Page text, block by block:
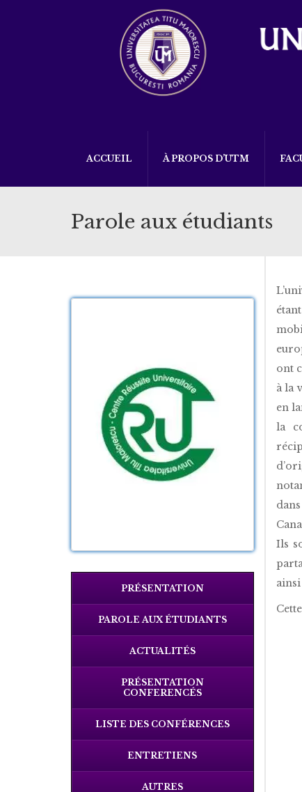
ACCUEIL À PROPOS D’UTM
Parole aux étudiants
PRÉSENTATION
PAROLE AUX ÉTUDIANTS
ACTUALITÉS
PRÉSENTATION
CONFERENCÉS
LISTE DES CONFÉRENCES
ENTRETIENS
AUTRES
ont
à la
en
la
Ils